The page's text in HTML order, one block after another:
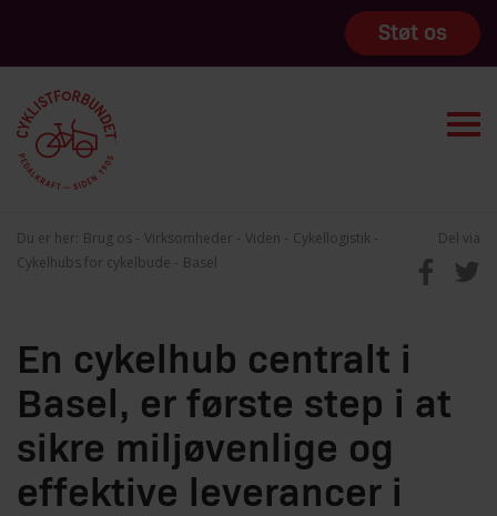
Støt os
Du er her: Brug os Virksomheder Viden
Cykellogistik
Cykelhubs for cykelbude
Basel
Del via
En cykelhub centralt i
Basel, er første step i at
sikre miljøvenlige og
effektive leverancer i